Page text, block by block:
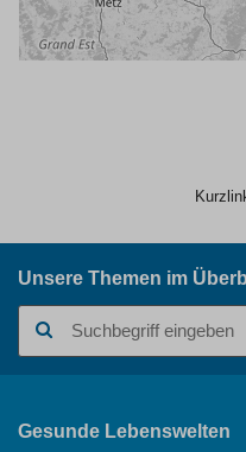
Unsere Themen im
Gesunde Lebenswelten